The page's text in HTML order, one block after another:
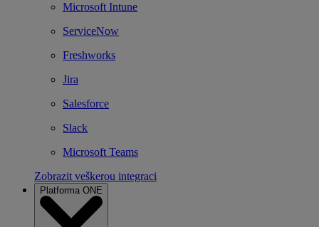
Microsoft Intune
ServiceNow
Freshworks
Jira
Salesforce
Slack
Microsoft Teams
Zobrazit veškerou integraci
Platforma ONE